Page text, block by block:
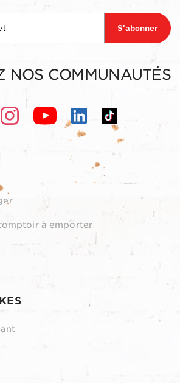
à emporter
S'abonner
NOS COMMUNAUTÉS